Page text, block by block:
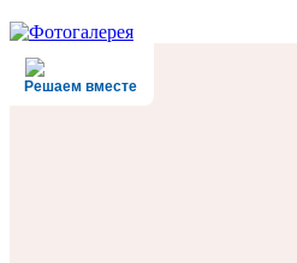
Решаем вместе